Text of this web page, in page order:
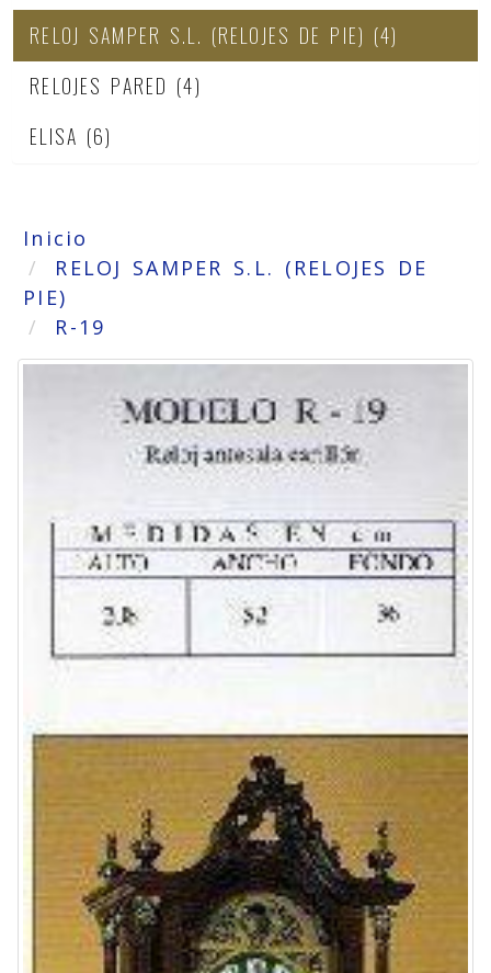
RELOJ SAMPER S.L. (RELOJES DE PIE) (4)
RELOJES PARED (4)
ELISA (6)
Inicio
RELOJ SAMPER S.L. (RELOJES DE
PIE)
R-19